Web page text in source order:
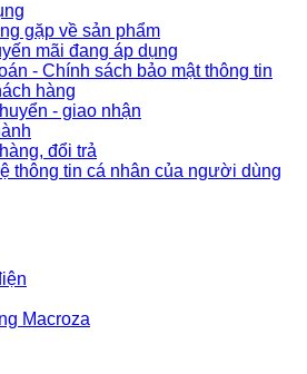
gặp về sản phẩm
mãi đang áp dụng
- Chính sách bảo mật thông tin
hàng
- giao nhận
đổi trả
thông tin cá nhân của người dùng
Macroza